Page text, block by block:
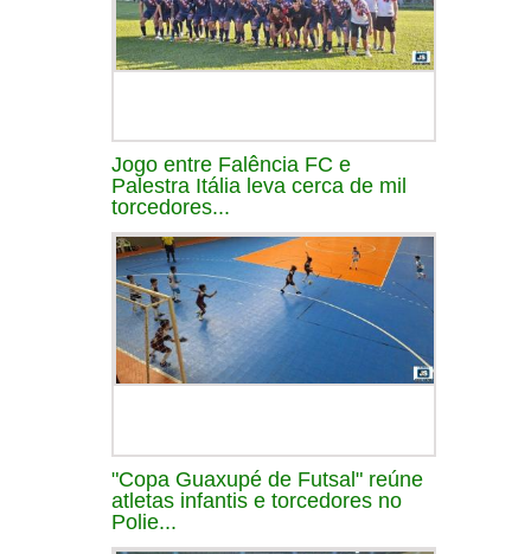
Jogo entre Falência FC e
Palestra Itália leva cerca de mil
torcedores...
"Copa Guaxupé de Futsal" reúne
atletas infantis e torcedores no
Polie...